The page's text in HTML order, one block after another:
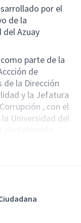
por el
de la
del Azuay
parte de la
de
de la Dirección
y la Jefatura
, con el
Universidad del
DE
hacia la
justa,